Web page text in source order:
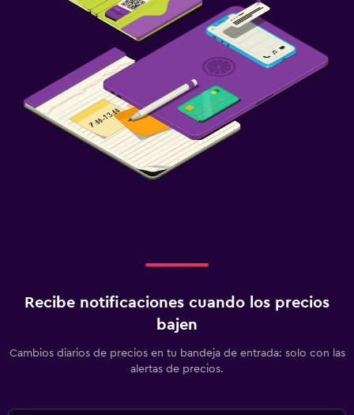
Parque infantil
Estacionamiento y transporte
Estacionamiento gratuito
Zona de trabajo
Recibe notificaciones cuando los precios
bajen
Cambios diarios de precios en tu bandeja de entrada: solo con las
alertas de precios.